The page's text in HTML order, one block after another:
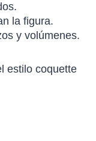
la figura.
y volúmenes.